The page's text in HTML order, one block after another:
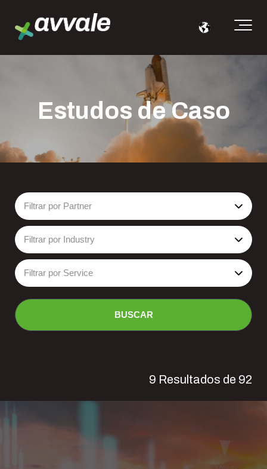
Estudos de Caso
Filtrar por Partner
Filtrar por Industry
Filtrar por Service
BUSCAR
9 Resultados de 92